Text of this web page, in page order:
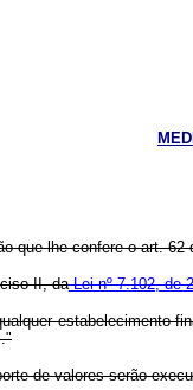
que lhe confere o art.
II, daLei nº 7.102, de
estabelecimento
de valores serão